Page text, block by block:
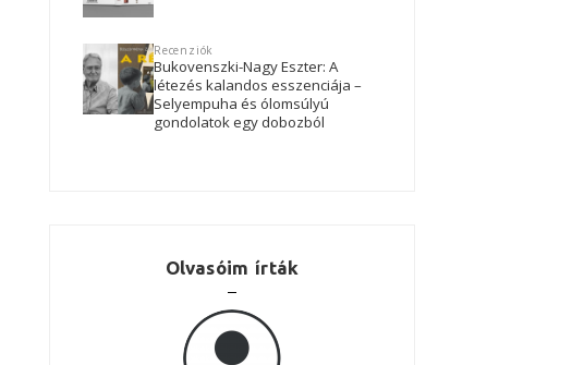
Recenziók
Bukovenszki-Nagy Eszter: A
létezés kalandos esszenciája –
Selyempuha és ólomsúlyú
gondolatok egy dobozból
Olvasóim írták